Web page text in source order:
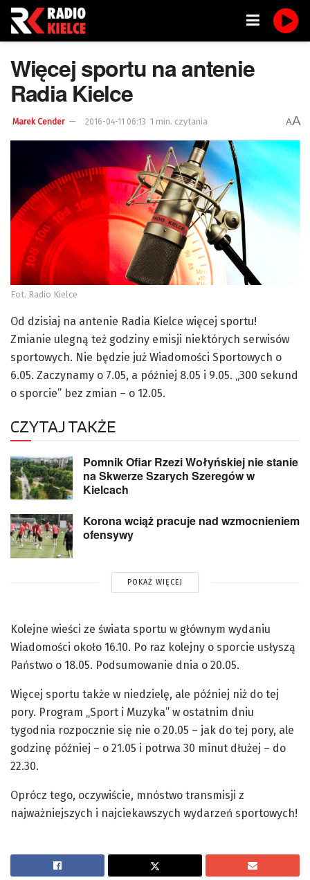
Więcej sportu na antenie
Radia Kielce
Marek Cender 2016-04-11 06:13 1 min. czytania AA
Fot. Radio Kielce
Od dzisiaj na antenie Radia Kielce więcej sportu!
Zmianie ulegną też godziny emisji niektórych serwisów
sportowych. Nie będzie już Wiadomości Sportowych o
6.05. Zaczynamy o 7.05, a później 8.05 i 9.05. „300 sekund
o sporcie” bez zmian – o 12.05.
CZYTAJ TAKŻE
Pomnik Ofiar Rzezi Wołyńskiej nie stanie
na Skwerze Szarych Szeregów w
Kielcach
Korona wciąż pracuje nad wzmocnieniem
ofensywy
POKAŻ WIĘCEJ
Kolejne wieści ze świata sportu w głównym wydaniu
Wiadomości około 16.10. Po raz kolejny o sporcie usłyszą
Państwo o 18.05. Podsumowanie dnia o 20.05.
Więcej sportu także w niedzielę, ale później niż do tej
pory. Program „Sport i Muzyka” w ostatnim dniu
tygodnia rozpocznie się nie o 20.05 – jak do tej pory, ale
godzinę później – o 21.05 i potrwa 30 minut dłużej – do
22.30.
Oprócz tego, oczywiście, mnóstwo transmisji z
najważniejszych i najciekawszych wydarzeń sportowych!